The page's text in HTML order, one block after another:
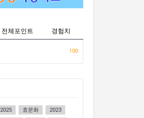
전체포인트 경험치
100
2025 효문화
2023